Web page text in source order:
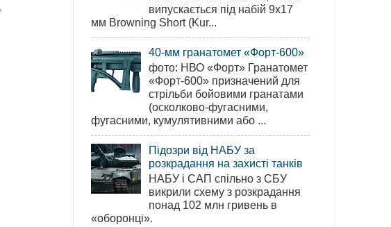
випускається під набій 9х17
мм Browning Short (Kur...
40-мм гранатомет «Форт-600»
фото: НВО «Форт» Гранатомет
«Форт-600» призначений для
стрільби бойовими гранатами
(осколково-фугасними,
фугасними, кумулятивними або ...
Підозри від НАБУ за
розкрадання на захисті танків
НАБУ і САП спільно з СБУ
викрили схему з розкрадання
понад 102 млн гривень в
«оборонці».